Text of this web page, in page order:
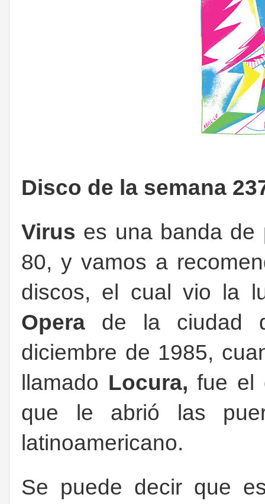
Disco de la semana
Virus es una banda de
80, y vamos a
discos, el cual vio la
Opera de la ciudad
diciembre de 1985,
llamado Locura, fue el
que le abrió las
latinoamericano.
Se puede decir que